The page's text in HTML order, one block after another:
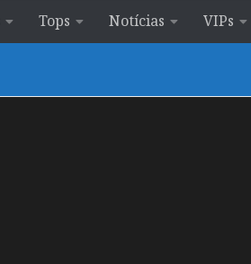
Tops Notícias VIPs